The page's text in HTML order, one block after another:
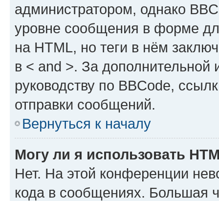
администратором, однако
уровне сообщения в форме
на HTML, но теги в нём
в < and >. За
руководству по BBCode,
отправки сообщений.
Вернуться к началу
Могу ли я использовать
Нет. На этой конференции
кода в сообщениях. Большая